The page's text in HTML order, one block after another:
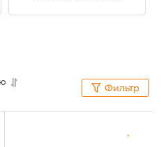
Фильтр